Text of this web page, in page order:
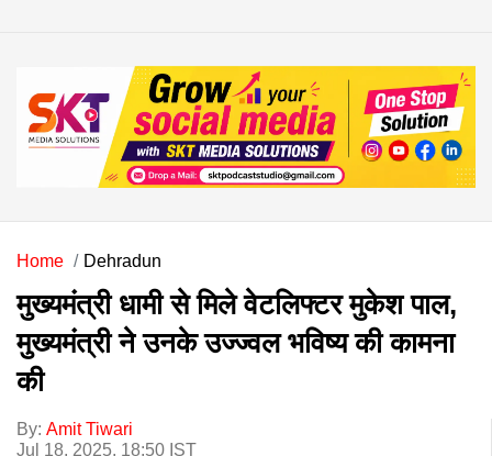
Home Dehradun
मुख्यमंत्री धामी से मिले वेटलिफ्टर मुकेश पाल,
मुख्यमंत्री ने उनके उज्ज्वल भविष्य की कामना
की
By: Amit Tiwari
Jul 18, 2025, 18:50 IST